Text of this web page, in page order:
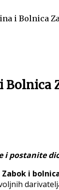
i Bolnica
Bolnica
postanite
Zabok i